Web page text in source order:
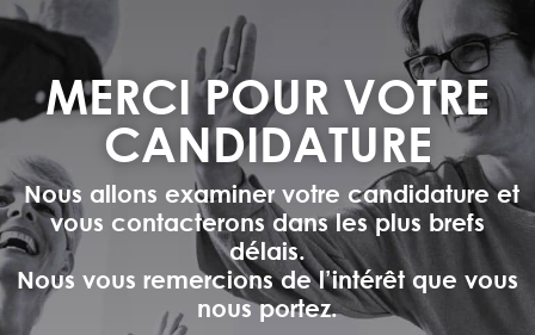
MERCI POUR VOTRE
CANDIDATURE
Nous allons examiner votre candidature et
vous contacterons dans les plus brefs
délais.
Nous vous remercions de l’intérêt que vous
nous portez.